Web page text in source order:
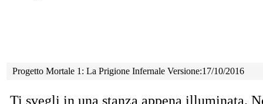
Progetto Mortale 1: La Prigione Infernale Versione:17/10/2016
Ti svegli in una stanza appena illuminata.